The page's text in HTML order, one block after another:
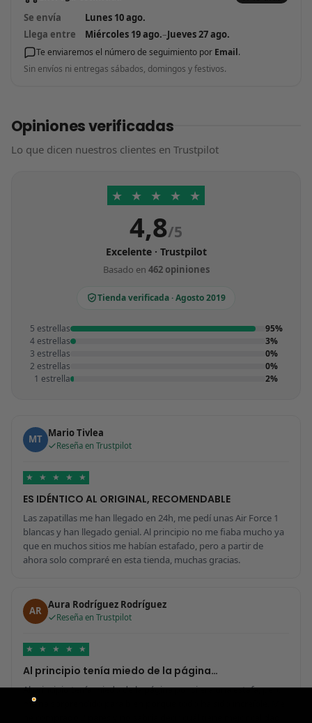
Se envía
Lunes 10 ago.
Llega entre
Miércoles 19 ago.–Jueves 27 ago.
Te enviaremos el número de seguimiento por Email.
Sin envíos ni entregas sábados, domingos y festivos.
Opiniones verificadas
Lo que dicen nuestros clientes en Trustpilot
★ ★ ★ ★ ★
4,8/5
Excelente · Trustpilot
Basado en 462 opiniones
Tienda verificada · Agosto 2019
5 estrellas
95%
4 estrellas
3%
3 estrellas
0%
2 estrellas
0%
1 estrella
2%
MT Mario Tivlea
Reseña en Trustpilot
★ ★ ★ ★ ★
ES IDÉNTICO AL ORIGINAL, RECOMENDABLE
Las zapatillas me han llegado en 24h, me pedí unas Air Force 1
blancas y han llegado genial. Al principio no me fiaba mucho ya
que en muchos sitios me habían estafado, pero a partir de
ahora solo compraré en esta tienda, muchas gracias.
AR Aura Rodríguez Rodríguez
Reseña en Trustpilot
★ ★ ★ ★ ★
Al principio tenía miedo de la página…
Al principio tenía miedo de la página por si era una estafa, pero
me ha sorprendido para bien porque todo ha sido increíble. Me